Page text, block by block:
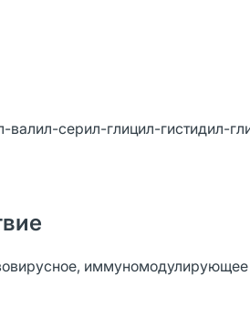
серил-глицил-гистидил-